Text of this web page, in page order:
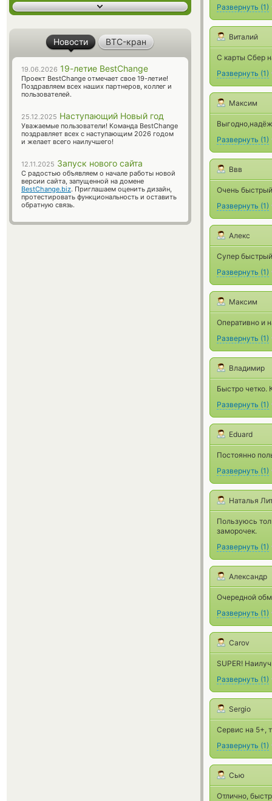
Развернуть (1)
Виталий
С карты Сбер
Развернуть (1)
Максим
Развернуть (1)
Ввв
Очень
Развернуть (1)
Алекс
Супер
Развернуть (1)
Максим
Оперативно и
Развернуть (1)
Владимир
Быстро четко.
Развернуть (1)
Eduard
Постоянно
Развернуть (1)
Наталья
Пользуюсь
заморочек.
Развернуть (1)
Александр
Очередной
Развернуть (1)
Carov
SUPER!
Развернуть (1)
Sergio
Сервис на 5+,
Развернуть (1)
Сью
Отлично,
Новости BTC-кран
19.06.2026 19-летие BestChange
Проект BestChange отмечает свое 19-летие!
Поздравляем всех наших партнеров, коллег и
пользователей.
25.12.2025 Наступающий Новый год
Уважаемые пользователи! Команда BestChange
поздравляет всех с наступающим 2026 годом
и желает всего наилучшего!
12.11.2025 Запуск нового сайта
С радостью объявляем о начале работы новой
версии сайта, запущенной на домене
BestChange.biz. Приглашаем оценить дизайн,
протестировать функциональность и оставить
обратную связь.